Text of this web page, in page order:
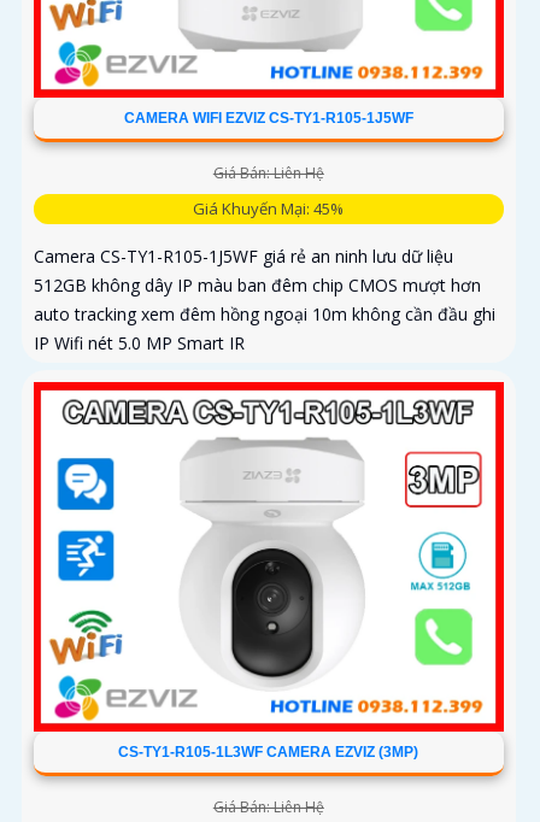
CAMERA WIFI EZVIZ CS-TY1-R105-1J5WF
Giá Bán: Liên Hệ
Giá Khuyến Mại: 45%
Camera CS-TY1-R105-1J5WF giá rẻ an ninh lưu dữ liệu
512GB không dây IP màu ban đêm chip CMOS mượt hơn
auto tracking xem đêm hồng ngoại 10m không cần đầu ghi
IP Wifi nét 5.0 MP Smart IR
CS-TY1-R105-1L3WF CAMERA EZVIZ (3MP)
Giá Bán: Liên Hệ